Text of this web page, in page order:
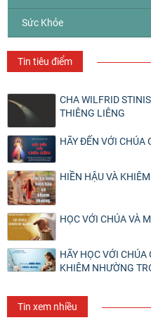
Sức Khỏe
Tin tiêu điểm
CHA WILFRID
THIÊNG LIÊNG
HÃY ĐẾN VỚI CHÚA
HIỀN HẬU VÀ
HỌC VỚI CHÚA VÀ
HÃY HỌC VỚI
KHIÊM NHƯỜNG
Tin xem nhiều